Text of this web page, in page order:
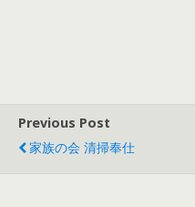
Previous Post
家族の会 清掃奉仕